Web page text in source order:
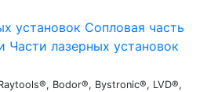
установок Сопловая часть
Части лазерных установок
Bodor®, Bystronic®, LVD®,